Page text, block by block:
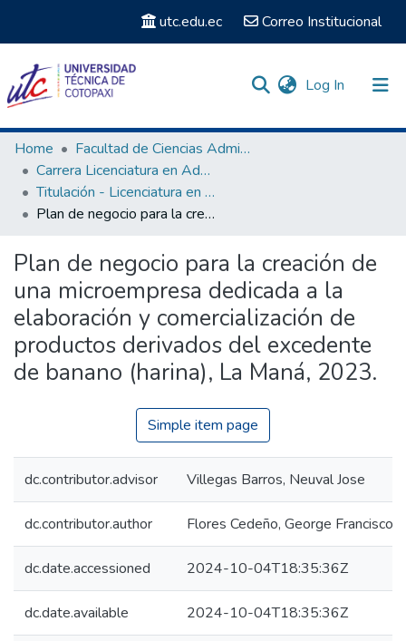
utc.edu.ec Correo Institucional
Log In (current)
Communities & Collections
Search
Statistics
Home
Facultad de Ciencias Administrativas y Económicas
Carrera Licenciatura en Administración de Empresas
Titulación - Licenciatura en Administración de Empresas
Plan de negocio para la creación de una microempresa dedicada a la elaboración y comercialización de productos derivados del excedente de banano (harina), La Maná, 2023.
Plan de negocio para la creación de
una microempresa dedicada a la
elaboración y comercialización de
productos derivados del excedente
de banano (harina), La Maná, 2023.
Simple item page
dc.contributor.advisor Villegas Barros, Neuval Jose
dc.contributor.author Flores Cedeño, George Francisco
dc.date.accessioned 2024-10-04T18:35:36Z
dc.date.available 2024-10-04T18:35:36Z